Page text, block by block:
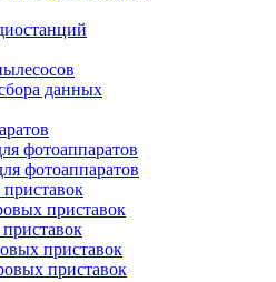
данных
фотоаппаратов
фотоаппаратов
приставок
приставок
приставок